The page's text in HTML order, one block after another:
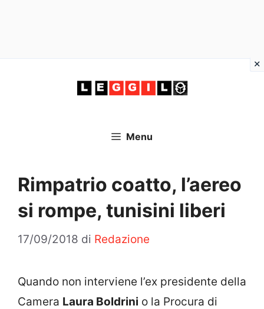
Menu
Rimpatrio coatto, l’aereo
si rompe, tunisini liberi
17/09/2018 di Redazione
Quando non interviene l’ex presidente della
Camera Laura Boldrini o la Procura di